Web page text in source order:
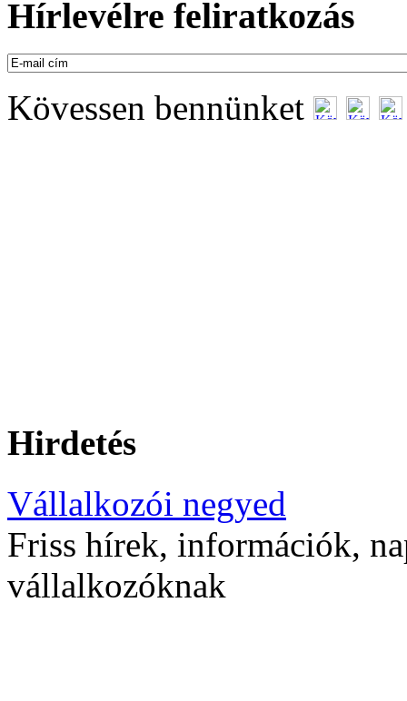
Hírlevélre feliratkozás
Kövessen bennünket
Hirdetés
Vállalkozói negyed
Friss hírek, információk,
vállalkozóknak